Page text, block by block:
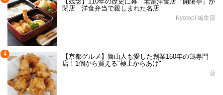
閉店 洋食弁当で親しまれた名店
Kyotopi 編集部
4
【京都グルメ】魯山人も愛した創業160年の鶏専門
店！1個から買える"極上からあげ"
葵